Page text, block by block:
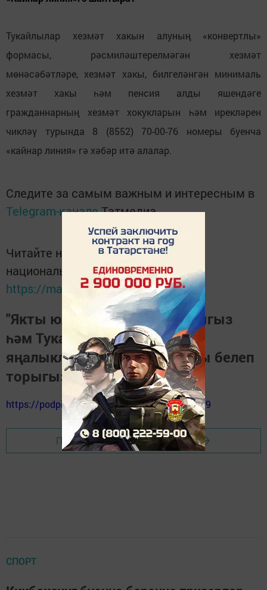
Тукайлылар хезмәт хакын алуның «конвертлы»
формасы, рәсмиләштерелмәгән хезмәт
мөнәсәбәтләре, хезмәт хакы, билгеләнгән минималь
хезмәт хакы һәм пенсия алды яшендәге
гражданнарның хезмәт хокукларын һәм ирекләрен
чикләү турында 8 (8552) 70-00-76 номеры буенча
«кайнар линия» гә хәбәр итә алалар.
Следите за самым важным и интересным в
Telegram-каналеТатмедиа
Читайте новости Татарстана в
национальном мессенджере MАХ:
https://max.ru/tatmedia
"Якты юл" газетасына язылыгыз
һәм Тукай районындагы
яңалыкларны, вакыйгаларны белеп
торыгыз
https://podpiska.pochta.ru/press/%D0%9F9499
Перейти на страницу новости
СПОРТ